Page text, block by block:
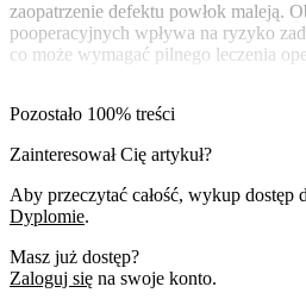
zaopatrzenie defektu powłok maleją.
pooperacyjnych wpływa na ryzyko
co może wymagać pilnego leczenia
Pozostało 100% treści
Zainteresował Cię artykuł?
Aby przeczytać całość, wykup dostęp
Dyplomie.
Masz już dostęp?
Zaloguj się na swoje konto.